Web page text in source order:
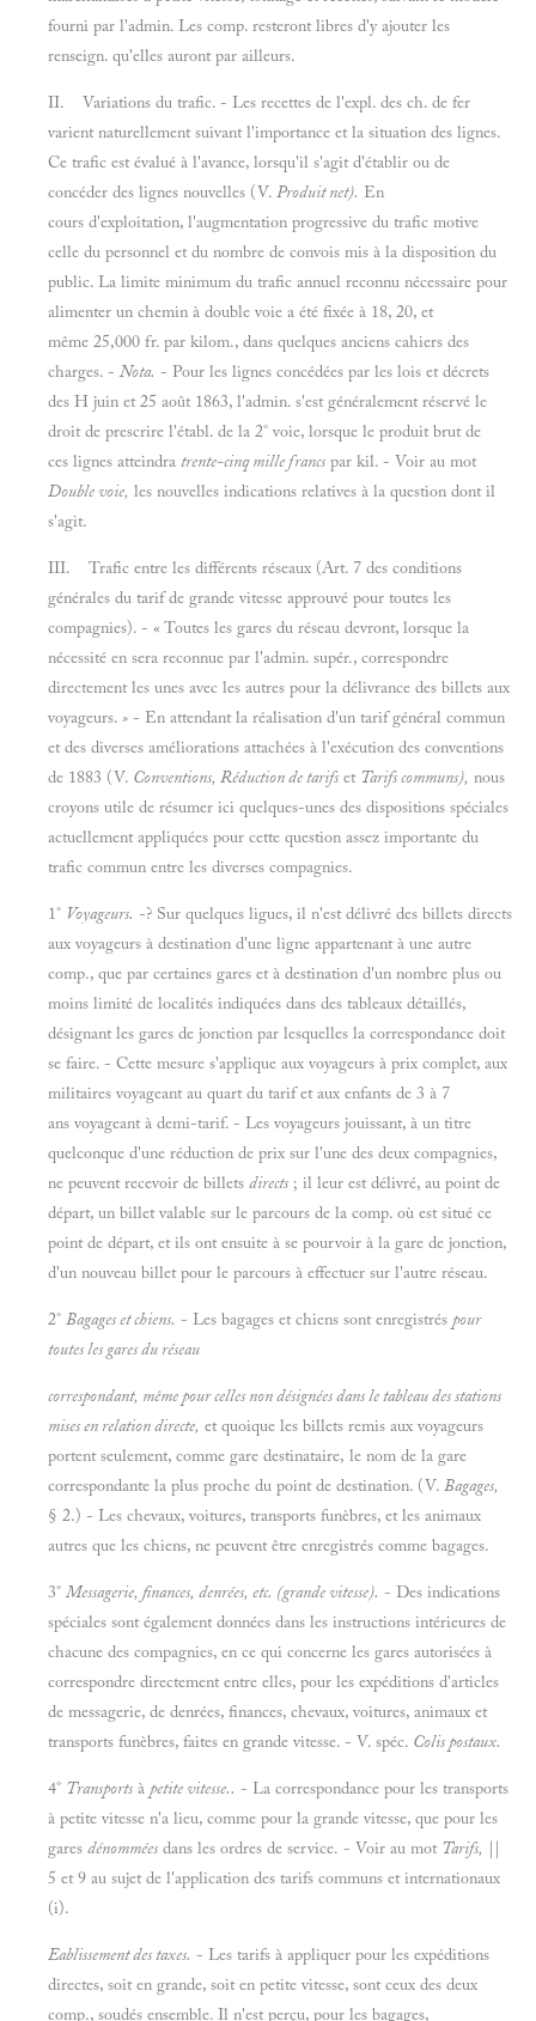
fourni par l'admin. Les comp. resteront libres d'y ajouter les
renseign. qu'elles auront par ailleurs.
II. Variations du trafic. - Les recettes de l'expl. des ch. de fer
varient naturellement suivant l'importance et la situation des lignes.
Ce trafic est évalué à l'avance, lorsqu'il s'agit d'établir ou de
concéder des lignes nouvelles (V. Produit net). En
cours d'exploitation, l'augmentation progressive du trafic motive
celle du personnel et du nombre de convois mis à la disposition du
public. La limite minimum du trafic annuel reconnu nécessaire pour
alimenter un chemin à double voie a été fixée à 18, 20, et
même 25,000 fr. par kilom., dans quelques anciens cahiers des
charges. - Nota. - Pour les lignes concédées par les lois et décrets
des H juin et 25 août 1863, l'admin. s'est généralement réservé le
droit de prescrire l'établ. de la 2° voie, lorsque le produit brut de
ces lignes atteindra trente-cinq mille francs par kil. - Voir au mot
Double voie, les nouvelles indications relatives à la question dont il
s'agit.
III. Trafic entre les différents réseaux (Art. 7 des conditions
générales du tarif de grande vitesse approuvé pour toutes les
compagnies). - « Toutes les gares du réseau devront, lorsque la
nécessité en sera reconnue par l'admin. supér., correspondre
directement les unes avec les autres pour la délivrance des billets aux
voyageurs. » - En attendant la réalisation d'un tarif général commun
et des diverses améliorations attachées à l'exécution des conventions
de 1883 (V. Conventions, Réduction de tarifs et Tarifs communs), nous
croyons utile de résumer ici quelques-unes des dispositions spéciales
actuellement appliquées pour cette question assez importante du
trafic commun entre les diverses compagnies.
1° Voyageurs. -? Sur quelques ligues, il n'est délivré des billets directs
aux voyageurs à destination d'une ligne appartenant à une autre
comp., que par certaines gares et à destination d'un nombre plus ou
moins limité de localités indiquées dans des tableaux détaillés,
désignant les gares de jonction par lesquelles la correspondance doit
se faire. - Cette mesure s'applique aux voyageurs à prix complet, aux
militaires voyageant au quart du tarif et aux enfants de 3 à 7
ans voyageant à demi-tarif. - Les voyageurs jouissant, à un titre
quelconque d'une réduction de prix sur l'une des deux compagnies,
ne peuvent recevoir de billets directs ; il leur est délivré, au point de
départ, un billet valable sur le parcours de la comp. où est situé ce
point de départ, et ils ont ensuite à se pourvoir à la gare de jonction,
d'un nouveau billet pour le parcours à effectuer sur l'autre réseau.
2° Bagages et chiens. - Les bagages et chiens sont enregistrés pour
toutes les gares du réseau
correspondant, même pour celles non désignées dans le tableau des stations
mises en relation directe, et quoique les billets remis aux voyageurs
portent seulement, comme gare destinataire, le nom de la gare
correspondante la plus proche du point de destination. (V. Bagages,
§ 2.) - Les chevaux, voitures, transports funèbres, et les animaux
autres que les chiens, ne peuvent être enregistrés comme bagages.
3° Messagerie, finances, denrées, etc. (grande vitesse). - Des indications
spéciales sont également données dans les instructions intérieures de
chacune des compagnies, en ce qui concerne les gares autorisées à
correspondre directement entre elles, pour les expéditions d'articles
de messagerie, de denrées, finances, chevaux, voitures, animaux et
transports funèbres, faites en grande vitesse. - V. spéc. Colis postaux.
4° Transports à petite vitesse.. - La correspondance pour les transports
à petite vitesse n'a lieu, comme pour la grande vitesse, que pour les
gares dénommées dans les ordres de service. - Voir au mot Tarifs, ||
5 et 9 au sujet de l'application des tarifs communs et internationaux
(i).
Eablissement des taxes. - Les tarifs à appliquer pour les expéditions
directes, soit en grande, soit en petite vitesse, sont ceux des deux
comp., soudés ensemble. Il n'est perçu, pour les bagages,